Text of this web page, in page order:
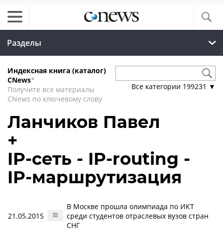
Разделы
Индексная книга (каталог)
CNews*
Получите все материалы
CNews по ключевому слову
Все категории 199231 ▼
Ланчиков Павел
+
IP-сеть - IP-routing -
IP-маршрутизация
21.05.2015
В Москве прошла олимпиада по ИКТ
среди студентов отраслевых вузов стран
СНГ